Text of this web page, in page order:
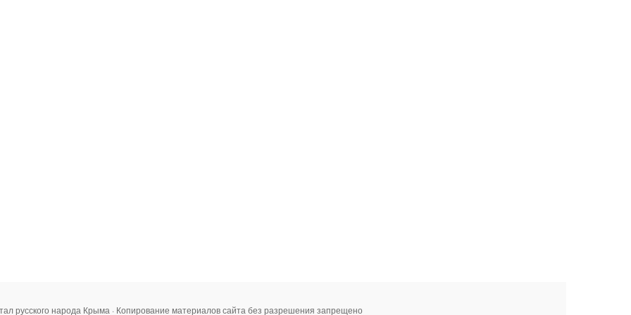
русского народа Крыма · Копирование материалов сайта без разрешения запрещено